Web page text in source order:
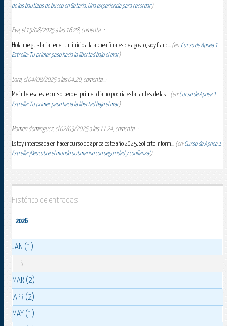
de los bautizos de buceo en Getaria. Una experiencia para recordar)
Eva, el 15/08/2025 a las 16:28, comenta...:
Hola me gustaria tener un inicio a la apnea finales de agosto, soy franc... (en:Curso de Apnea 1
Estrella: Tu primer paso hacia la libertad bajo el mar)
Sara, el 04/08/2025 a las 04:20, comenta...:
Me interesa este curso pero el primer día no podría estar antes de las... (en:Curso de Apnea 1
Estrella: Tu primer paso hacia la libertad bajo el mar)
Mamen dominguez, el 02/03/2025 a las 11:24, comenta...:
Estoy interesada en hacer curso de apnea este año 2025. Solicito inform... (en:Curso de Apnea 1
Estrella: ¡Descubre el mundo submarino con seguridad y confianza!)
Histórico de entradas
2026
JAN (1)
FEB
MAR (2)
APR (2)
MAY (1)